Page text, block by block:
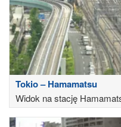
Tokio – Hamamatsu
Widok na stację